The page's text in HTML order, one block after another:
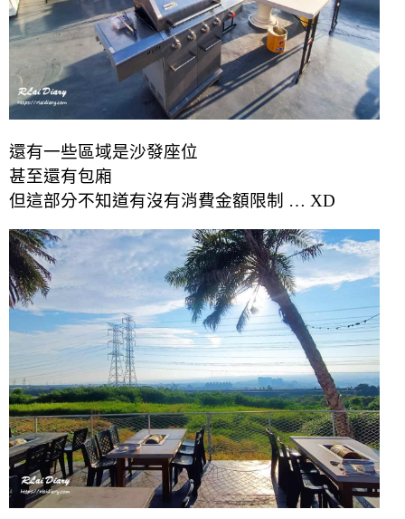
還有一些區域是沙發座位
甚至還有包廂
但這部分不知道有沒有消費金額限制 … XD